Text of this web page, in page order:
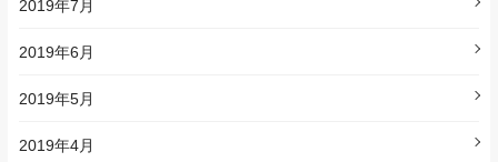
2019年7月
2019年6月
2019年5月
2019年4月